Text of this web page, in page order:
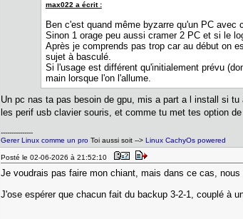
max022 a écrit :
Ben c'est quand même byzarre qu'un PC
Sinon 1 orage peu aussi cramer 2 PC et si le
Après je comprends pas trop car au début on
sujet à basculé.
Si l'usage est différent qu'initialement prévu
main lorsque l'on l'allume.
Un pc nas ta pas besoin de gpu, mis a part a l install si
les perif usb clavier souris, et comme tu met tes option
---------------
Gerer Linux comme un pro Toi aussi soit -->Linux CachyOs powered
Posté le 02-06-2026 à 21:52:10
Je voudrais pas faire mon chiant, mais dans ce cas,
J'ose espérer que chacun fait du backup 3-2-1, couplé à